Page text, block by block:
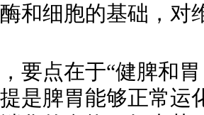
和细胞的基础，对
点在于“健脾和胃
是脾胃能够正常运